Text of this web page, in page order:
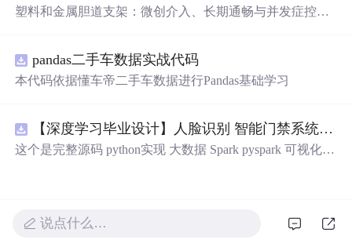
以予以提前全额退还。 留抵退税是一项重要的税收政策优
退税相关数据 数据年份：2013-2021年 02、相关数据 证券
代码、证券简称、会计期间、上市日期、行业代码、行业
名称、post、treat、treat*post。
塑料和金属胆道支架：微创介入、长期通畅与并发症控制
pandas二手车数据实战代码
本代码依据懂车帝二手车数据进行Pandas基础学习
【深度学习毕业设计】人脸识别 智能门禁系统(深度学习+OpenCV DNN+FastAPI+Vue3) 源码+论文 完整版
这个是完整源码 python实现 大数据 Spark pyspark 可视化大
础环节。长期以来，IC 卡、密码键盘和门禁钥匙在企事业
单位中广泛使用，但存在卡片易丢失、密码易泄露、冒用
说点什么…